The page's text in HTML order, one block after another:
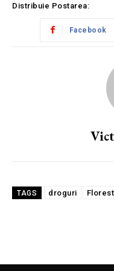
Distribuie Postarea:
Facebook
TAGS droguri